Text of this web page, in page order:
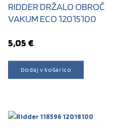
RIDDER DRŽALO OBROČ
VAKUM ECO 12015100
5,05 €
Dodaj v košarico